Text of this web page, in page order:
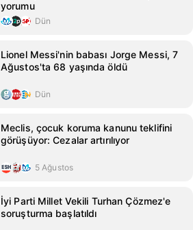
yorumu
Dün
Lionel Messi'nin babası Jorge Messi, 7
Ağustos'ta 68 yaşında öldü
Dün
Meclis, çocuk koruma kanunu teklifini
görüşüyor: Cezalar artırılıyor
5 Ağustos
İyi Parti Millet Vekili Turhan Çözmez'e
soruşturma başlatıldı